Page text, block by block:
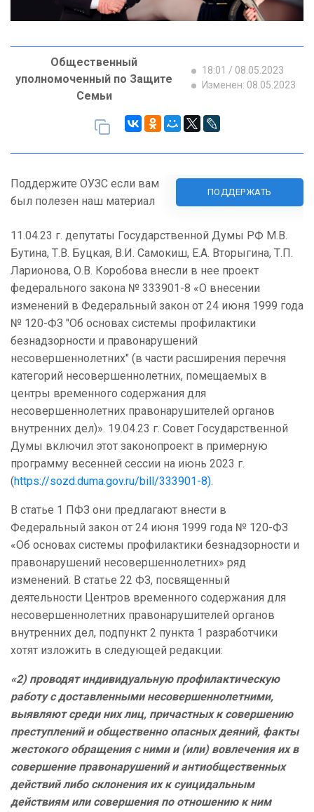
Общественный
уполномоченный по Защите
Семьи
18:01 / 08.05.2023
Изменен: 08.05.2023
Поддержите ОУЗС если вам
был полезен наш материал
ПОДДЕРЖАТЬ
11.04.23 г. депутаты Государственной Думы РФ М.В.
Бутина, Т.В. Буцкая, В.И. Самокиш, Е.А. Вторыгина, Т.П.
Ларионова, О.В. Коробова внесли в нее проект
федерального закона № 333901-8 «О внесении
изменений в Федеральный закон от 24 июня 1999 года
№ 120-ФЗ "Об основах системы профилактики
безнадзорности и правонарушений
несовершеннолетних" (в части расширения перечня
категорий несовершеннолетних, помещаемых в
центры временного содержания для
несовершеннолетних правонарушителей органов
внутренних дел)». 19.04.23 г. Совет Государственной
Думы включил этот законопроект в примерную
программу весенней сессии на июнь 2023 г.
(https://sozd.duma.gov.ru/bill/333901-8).
В статье 1 ПФЗ они предлагают внести в
Федеральный закон от 24 июня 1999 года № 120-ФЗ
«Об основах системы профилактики безнадзорности и
правонарушений несовершеннолетних» ряд
изменений. В статье 22 ФЗ, посвященный
деятельности Центров временного содержания для
несовершеннолетних правонарушителей органов
внутренних дел, подпункт 2 пункта 1 разработчики
хотят изложить в следующей редакции:
«2) проводят индивидуальную профилактическую
работу с доставленными несовершеннолетними,
выявляют среди них лиц, причастных к совершению
преступлений и общественно опасных деяний, факты
жестокого обращения с ними и (или) вовлечения их в
совершение правонарушений и антиобщественных
действий либо склонения их к суицидальным
действиям или совершения по отношению к ним